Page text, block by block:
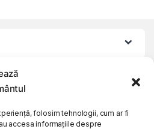
folosim tehnologii, cum ar fi
accesa informațiile despre